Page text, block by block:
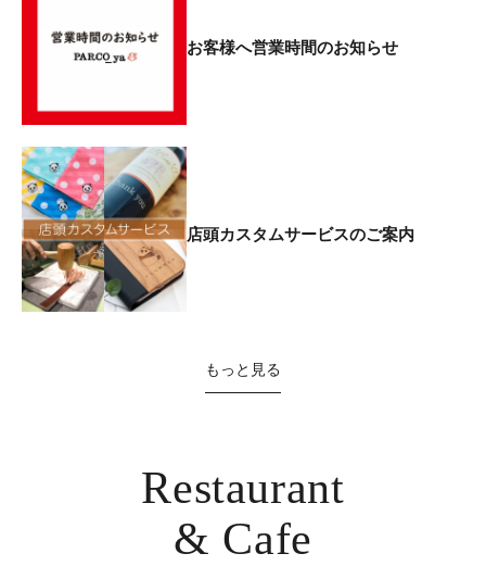
お客様へ営業時間のお知らせ
店頭カスタムサービスのご案内
もっと見る
Restaurant
& Cafe